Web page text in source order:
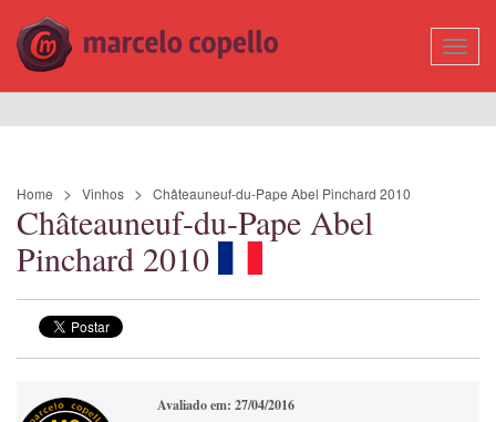
Home Vinhos Châteauneuf-du-Pape Abel Pinchard 2010
Châteauneuf-du-Pape Abel
Pinchard 2010
Avaliado em: 27/04/2016